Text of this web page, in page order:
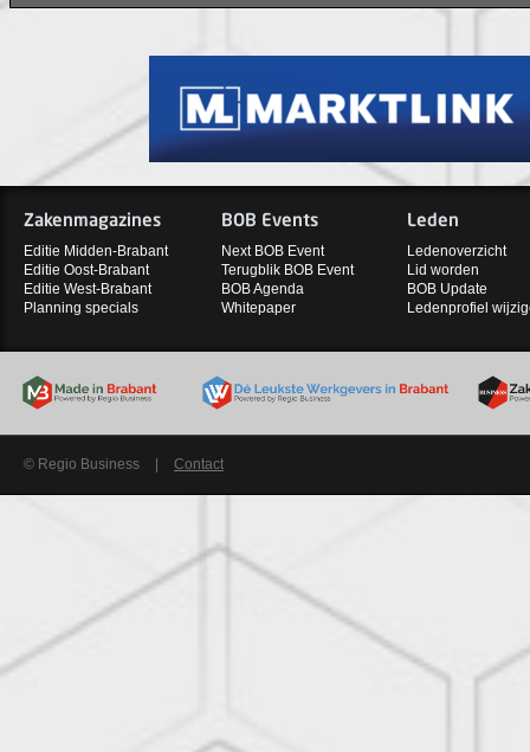
Zakenmagazines
Editie Midden-Brabant
Editie Oost-Brabant
Editie West-Brabant
Planning specials
BOB Events
Next BOB Event
Terugblik BOB Event
BOB Agenda
Whitepaper
Leden
Ledenoverzicht
Lid worden
BOB Update
Ledenprofiel
© Regio Business Contact